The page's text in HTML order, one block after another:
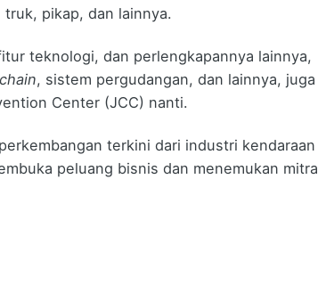
pikap, dan lainnya.
teknologi, dan perlengkapannya lainnya,
, sistem pergudangan, dan lainnya, juga
Center (JCC) nanti.
terkini dari industri kendaraan
peluang bisnis dan menemukan mitra